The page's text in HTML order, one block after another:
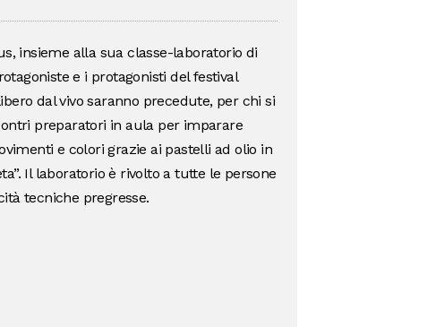
insieme alla sua classe-laboratorio di
e i protagonisti del festival
dal vivo saranno precedute, per chi si
preparatori in aula per imparare
e colori grazie ai pastelli ad olio in
Il laboratorio è rivolto a tutte le persone
tecniche pregresse.